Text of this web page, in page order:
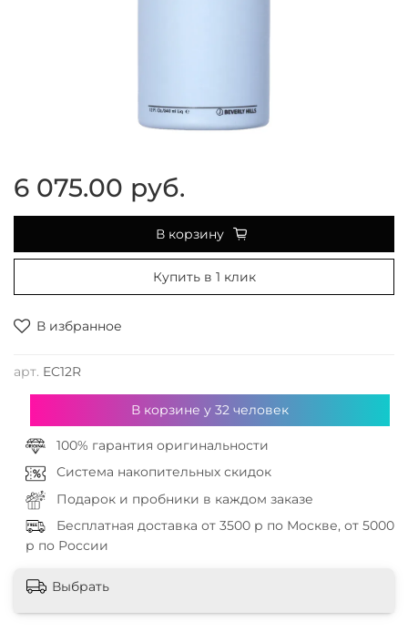
В избранное
арт. EC12R
6 075.00 руб.
В корзину
Купить в 1 клик
В корзине у 32человек
100% гарантия оригинальности
Система накопительных скидок
Подарок и пробники в каждом заказе
Бесплатная доставка от 3500 р по Москве, от 5000
р по России
Выбрать